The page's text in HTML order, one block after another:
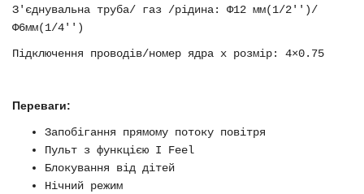
З'єднувальна труба/ газ /рідина: Φ12 мм(1/2'')/
Φ6мм(1/4'')
Підключення проводів/номер ядра x розмір: 4×0.75
Переваги:
Запобігання прямому потоку повітря
Пульт з функцією I Feel
Блокування від дітей
Нічний режим